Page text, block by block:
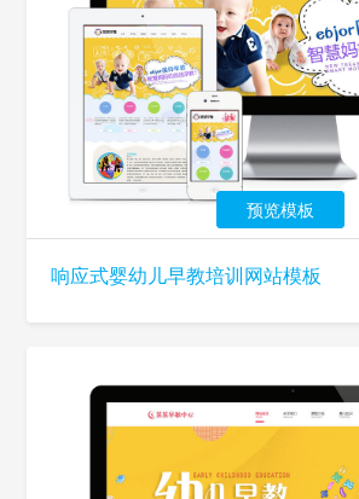
预览模板
响应式婴幼儿早教培训网站模板